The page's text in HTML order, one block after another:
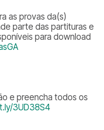
as provas da(s)
parte das partituras e
para download
e preencha todos os
3UD38S4